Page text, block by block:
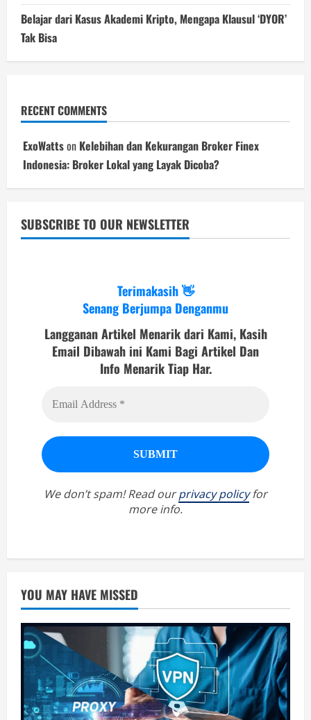
Belajar dari Kasus Akademi Kripto, Mengapa Klausul ‘DYOR’
Tak Bisa
RECENT COMMENTS
ExoWattson Kelebihan dan Kekurangan Broker Finex
Indonesia: Broker Lokal yang Layak Dicoba?
SUBSCRIBE TO OUR NEWSLETTER
Terimakasih 👋
Senang Berjumpa Denganmu
Langganan Artikel Menarik dari Kami, Kasih
Email Dibawah ini Kami Bagi Artikel Dan
Info Menarik Tiap Har.
We don’t spam! Read ourprivacy policyfor
more info.
YOU MAY HAVE MISSED